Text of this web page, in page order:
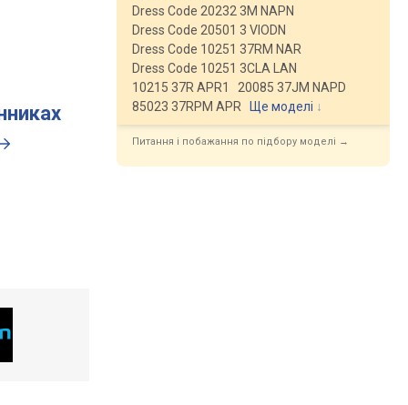
Dress Code 20232 3M NAPN
Dress Code 20501 3 VIODN
Dress Code 10251 37RM NAR
Dress Code 10251 3CLA LAN
10215 37R APR1
20085 37JM NAPD
85023 37RPM APR
Ще моделі ↓
Питання і побажання по підбору моделі →